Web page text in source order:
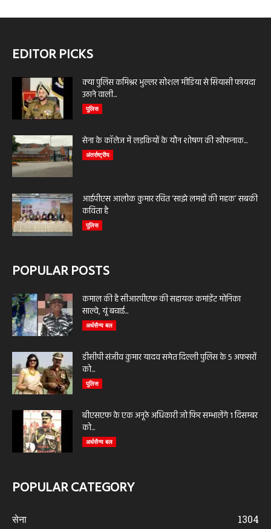
EDITOR PICKS
क्या पुलिस कमिश्नर भुल्लर सोशल मीडिया से सियासी फायदा
उठाने वाली...
पुलिस
सेना के कॉलेज में लड़कियों के यौन शोषण की खौफनाक...
अंतर्राष्ट्रीय
आईपीएस आलोक कुमार रचित ‘साझे लमहों की महक’ सबकी
कविता है
पुलिस
POPULAR POSTS
कमाल की है सीआरपीएफ की सहायक कमांडेंट मोनिका
साल्वे, यूं बचाई...
अर्धसैन्य बल
डीसीपी संजीव कुमार यादव समेत दिल्ली पुलिस के 5 अफसरों
को...
पुलिस
बीएसएफ के एक अनूठे अधिकारी जो फिर सम्भालेंगे 1 दिसम्बर
को...
अर्धसैन्य बल
POPULAR CATEGORY
सेना
1304